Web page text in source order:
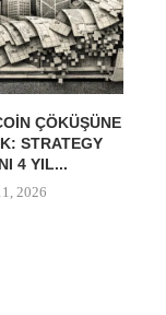
ÇÖKÜŞÜNE
STRATEGY
4 YIL...
2026